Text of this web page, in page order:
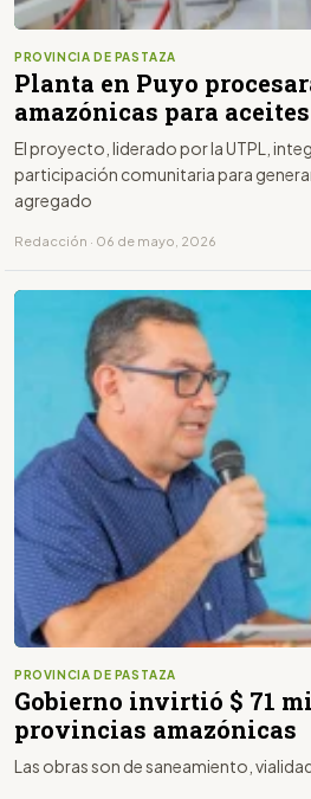
PROVINCIA DE PASTAZA
Planta en Puyo
amazónicas para
El proyecto, liderado por la UTPL,
participación comunitaria para
agregado
Redacción · 06 de mayo, 2026
PROVINCIA DE PASTAZA
Gobierno invirtió $ 71
provincias amazónicas
Las obras son de saneamiento,